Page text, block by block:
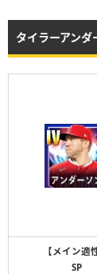
タイラーアン
【メイン適
SP